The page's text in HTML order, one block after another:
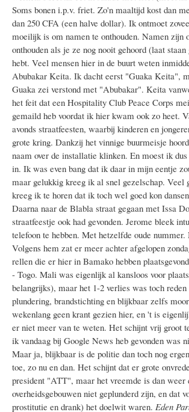
Soms bonen i.p.v. friet. Zo'n maaltijd kost dan
dan 250 CFA (een halve dollar). Ik ontmoet
moeilijk is om namen te onthouden. Namen zijn
onthouden als je ze nog nooit gehoord (laat
hebt. Veel mensen hier in de buurt weten
Abubakar Keita. Ik dacht eerst "Guaka Keita",
Guaka zei verstond met "Abubakar". Keita
het feit dat een Hospitality Club Peace Corps
gemaild heb voordat ik hier kwam ook zo heet.
avonds straatfeesten, waarbij kinderen en
grote kring. Dankzij het vinnige buurmeisje
naam over de installatie klinken. En moest ik
in. Ik was even bang dat ik daar in mijn eentje
maar gelukkig kreeg ik al snel gezelschap. Veel
kreeg ik te horen dat ik toch wel goed kon
Daarna naar de Blabla straat gegaan met Issa
straatfeestje ook had gevonden. Jerome bleek
telefoon te hebben. Met hetzelfde oude
Volgens hem zat er meer achter afgelopen
rellen die er hier in Bamako hebben
- Togo. Mali was eigenlijk al kansloos voor
belangrijks), maar het 1-2 verlies was toch reden
plundering, brandstichting en blijkbaar zelfs
wekenlang geen krant gezien hier, en 't is
er niet meer van te weten. Het schijnt vrij groot
ik vandaag bij Google News heb gevonden was
Maar ja, blijkbaar is de politie dan toch nog
toe, zo nu en dan. Het schijnt dat er grote
president "ATT", maar het vreemde is dan weer
overheidsgebouwen niet geplunderd zijn, en dat
prostitutie en drank) het doelwit waren. Eden